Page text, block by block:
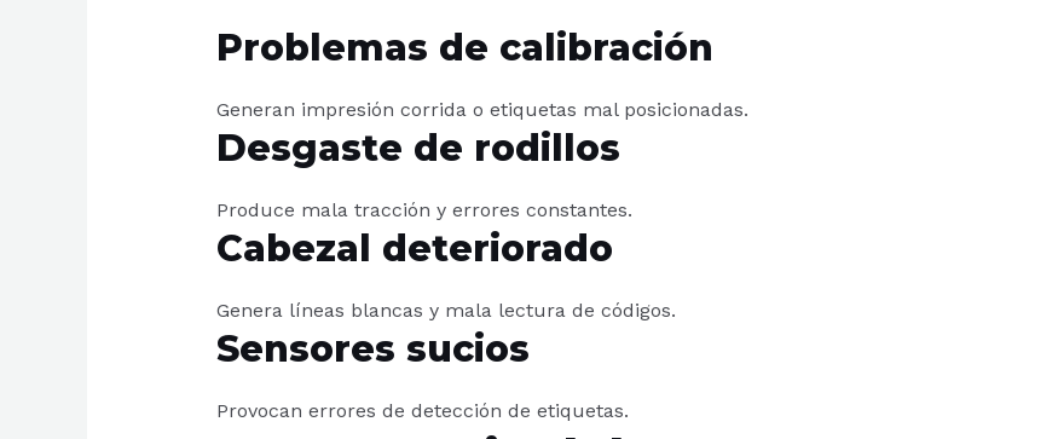
Problemas de calibración
Generan impresión corrida o etiquetas mal posicionadas.
Desgaste de rodillos
Produce mala tracción y errores constantes.
Cabezal deteriorado
Genera líneas blancas y mala lectura de códigos.
Sensores sucios
Provocan errores de detección de etiquetas.